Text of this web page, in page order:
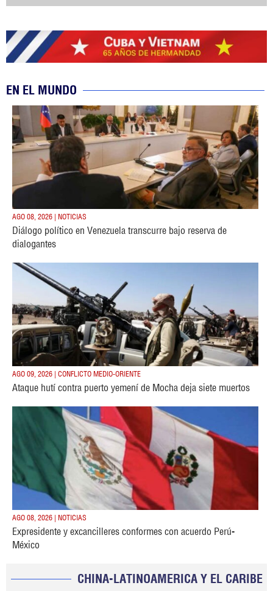
EN EL MUNDO
AGO 08, 2026 | NOTICIAS
Diálogo político en Venezuela transcurre bajo reserva de
dialogantes
AGO 09, 2026 | CONFLICTO MEDIO-ORIENTE
Ataque hutí contra puerto yemení de Mocha deja siete muertos
AGO 08, 2026 | NOTICIAS
Expresidente y excancilleres conformes con acuerdo Perú-
México
CHINA-LATINOAMERICA Y EL CARIBE